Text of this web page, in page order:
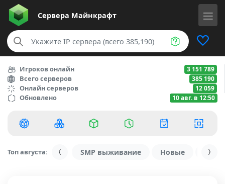
Сервера Майнкрафт
Игроков онлайн 3 151 789
Всего серверов 385 190
Онлайн серверов 12 059
Обновлено 10 авг. в 12:50
Топ августа: SMP выживание Новые С